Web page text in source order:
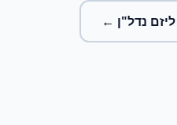
יזם נדל"ן ←